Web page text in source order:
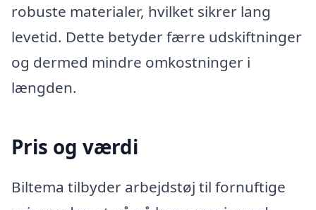
robuste materialer, hvilket sikrer lang
levetid. Dette betyder færre udskiftninger
og dermed mindre omkostninger i
længden.
Pris og værdi
Biltema tilbyder arbejdstøj til fornuftige